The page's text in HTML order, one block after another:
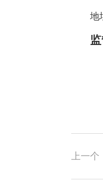
地
上一个